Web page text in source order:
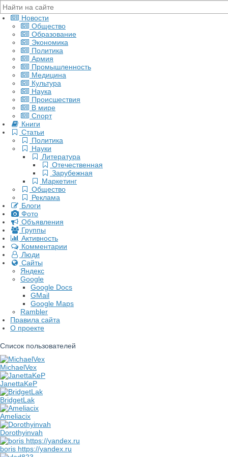
Новости
Общество
Образование
Экономика
Политика
Армия
Промышленность
Медицина
Культура
Наука
Происшествия
В мире
Спорт
Книги
Статьи
Политика
Науки
Литература
Отечественная
Зарубежная
Маркетинг
Общество
Реклама
Блоги
Фото
Объявления
Группы
Активность
Комментарии
Люди
Сайты
Яндекс
Google
Google Docs
GMail
Google Maps
Rambler
Правила сайта
О проекте
Список пользователей
MichaelVex
JanettaKeP
BridgetLak
Ameliacix
Dorothyinvah
boris https://yandex.ru